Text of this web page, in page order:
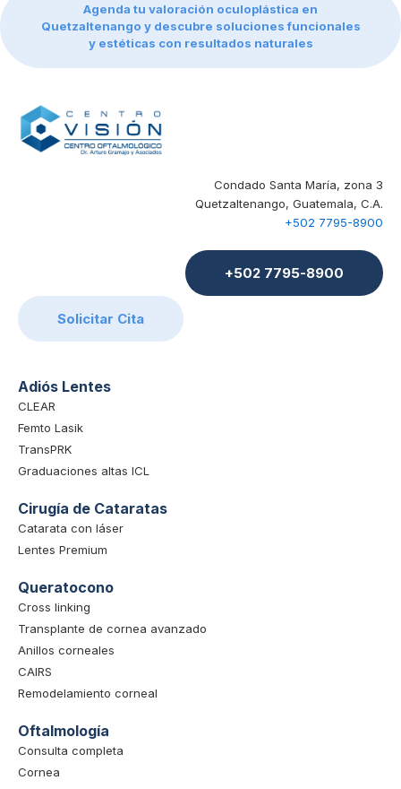
Agenda tu valoración oculoplástica en
Quetzaltenango y descubre soluciones funcionales
y estéticas con resultados naturales
Condado Santa María, zona 3
Quetzaltenango, Guatemala, C.A.
+502 7795-8900
+502 7795-8900
Solicitar Cita
Adiós Lentes
CLEAR
Femto Lasik
TransPRK
Graduaciones altas ICL
Cirugía de Cataratas
Catarata con láser
Lentes Premium
Queratocono
Cross linking
Transplante de cornea avanzado
Anillos corneales
CAIRS
Remodelamiento corneal
Oftalmología
Consulta completa
Cornea